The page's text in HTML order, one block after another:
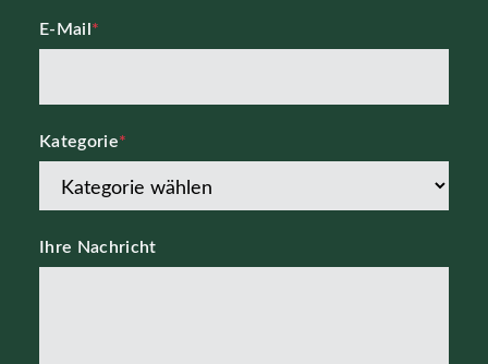
E-Mail *
Kategorie*
Ihre Nachricht